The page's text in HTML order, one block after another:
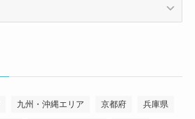
九州・沖縄エリア 京都府 兵庫県